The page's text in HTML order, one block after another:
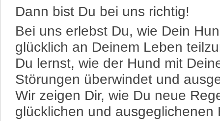
Dann bist Du bei uns richtig!
Bei uns erlebst Du, wie Dein
glücklich an Deinem Leben
Du lernst, wie der Hund mit
Störungen überwindet und
Wir zeigen Dir, wie Du neue
glücklichen und ausgeglichenen